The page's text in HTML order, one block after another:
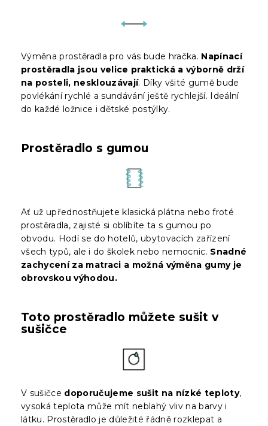
Výměna prostěradla pro vás bude hračka. Napínací
prostěradla jsou velice praktická a výborně drží
na posteli, nesklouzávají. Díky všité gumě bude
povlékání rychlé a sundávání ještě rychlejší. Ideální
do každé ložnice i dětské postýlky.
Prostěradlo s gumou
Ať už upřednostňujete klasická plátna nebo froté
prostěradla, zajisté si oblíbíte ta s gumou po
obvodu. Hodí se do hotelů, ubytovacích zařízení
všech typů, ale i do školek nebo nemocnic. Snadné
zachycení za matraci a možná výměna gumy je
obrovskou výhodou.
Toto prostěradlo můžete sušit v
sušičce
V sušičce doporučujeme sušit na nízké teploty,
vysoká teplota může mít neblahý vliv na barvy i
látku. Prostěradlo je důležité řádně rozklepat a